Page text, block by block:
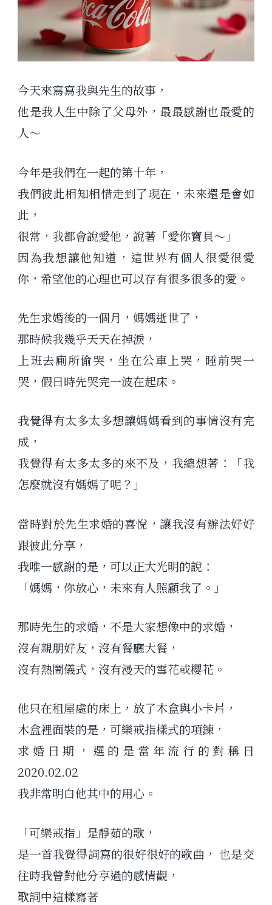
今天來寫寫我與先生的故事，
他是我人生中除了父母外，最最感謝也最愛的
人～
今年是我們在一起的第十年，
我們彼此相知相惜走到了現在，未來還是會如
此，
很常，我都會說愛他，說著「愛你寶貝～」
因為我想讓他知道，這世界有個人很愛很愛
你，希望他的心理也可以存有很多很多的愛。
先生求婚後的一個月，媽媽逝世了，
那時候我幾乎天天在掉淚，
上班去廁所偷哭，坐在公車上哭，睡前哭一
哭，假日時先哭完一波在起床。
我覺得有太多太多想讓媽媽看到的事情沒有完
成，
我覺得有太多太多的來不及，我總想著：「我
怎麼就沒有媽媽了呢？」
當時對於先生求婚的喜悅，讓我沒有辦法好好
跟彼此分享，
我唯一感謝的是，可以正大光明的說：
「媽媽，你放心，未來有人照顧我了。」
那時先生的求婚，不是大家想像中的求婚，
沒有親朋好友，沒有餐廳大餐，
沒有熱鬧儀式，沒有漫天的雪花或櫻花。
他只在租屋處的床上，放了木盒與小卡片，
木盒裡面裝的是，可樂戒指樣式的項鍊，
求婚日期，選的是當年流行的對稱日
2020.02.02
我非常明白他其中的用心。
「可樂戒指」是靜茹的歌，
是一首我覺得詞寫的很好很好的歌曲， 也是交
往時我曾對他分享過的感情觀，
歌詞中這樣寫著